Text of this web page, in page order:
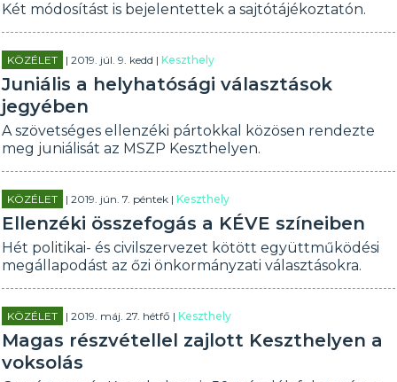
Két módosítást is bejelentettek a sajtótájékoztatón.
KÖZÉLET | 2019. júl. 9. kedd |Keszthely
Juniális a helyhatósági választások
jegyében
A szövetséges ellenzéki pártokkal közösen rendezte
meg juniálisát az MSZP Keszthelyen.
KÖZÉLET | 2019. jún. 7. péntek |Keszthely
Ellenzéki összefogás a KÉVE színeiben
Hét politikai- és civilszervezet kötött együttműködési
megállapodást az őzi önkormányzati választásokra.
KÖZÉLET | 2019. máj. 27. hétfő |Keszthely
Magas részvétellel zajlott Keszthelyen a
voksolás